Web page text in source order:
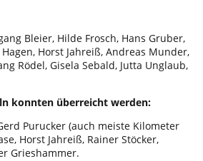
Bleier, Hilde Frosch, Hans Gruber,
Horst Jahreiß, Andreas Munder,
Rödel, Gisela Sebald, Jutta Unglaub,
konnten überreicht werden:
Purucker (auch meiste Kilometer
Horst Jahreiß, Rainer Stöcker,
Grieshammer.